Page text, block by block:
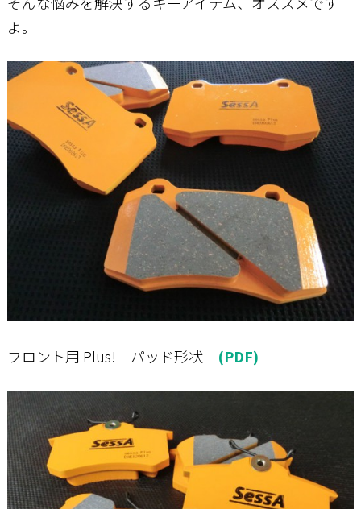
よ。
フロント用 Plus! パッド形状 (PDF)